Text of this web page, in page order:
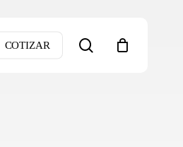
COTIZAR search